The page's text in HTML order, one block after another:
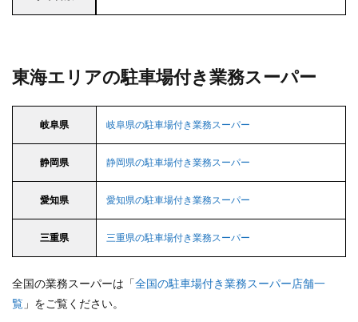
東海エリアの駐車場付き業務スーパー
岐阜県 岐阜県の駐車場付き業務スーパー
静岡県 静岡県の駐車場付き業務スーパー
愛知県 愛知県の駐車場付き業務スーパー
三重県 三重県の駐車場付き業務スーパー
全国の業務スーパーは「全国の駐車場付き業務スーパー店舗一
覧 」をご覧ください。